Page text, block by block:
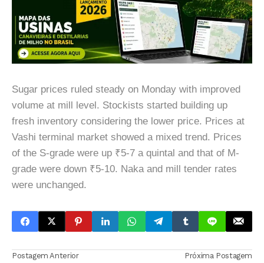
Sugar prices ruled steady on Monday with improved
volume at mill level. Stockists started building up
fresh inventory considering the lower price. Prices at
Vashi terminal market showed a mixed trend. Prices
of the S-grade were up ₹5-7 a quintal and that of M-
grade were down ₹5-10. Naka and mill tender rates
were unchanged.
Postagem Anterior Próxima Postagem